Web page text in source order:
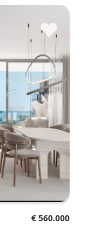
♥
€ 560.000